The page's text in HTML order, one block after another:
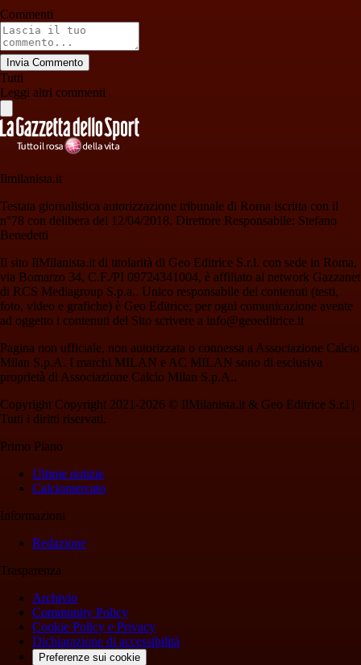
Commenti
Invia Commento
Tutti
Leggi altri commenti
Ilmilanista.it
Testata giornalistica autorizzazione tribunale di Roma iscritta con il
n°78 con delibera del 12/04/2018. Direttore Responsabile: Stefano
Benedetti
Il sito IlMilanista.it di titolarità di Geo Editrice S.r.l. con sede in Roma,
via Bomarzo 34, C.F./PI 09724341004, è affiliato al network Gazzanet
di RCS Mediagroup S.p.a.. Unico responsabile dei contenuti (testi,
foto, video e grafiche) è Geo Editrice; per ogni comunicazione avente
ad oggetto i contenuti del Sito scrivere a info@geoeditrice.it
Pagina non ufficiale, non autorizzata o connessa a Associazione Calcio
Milan S.p.A. I marchi MILAN e AC MILAN sono di esclusiva
proprietà di Associazione Calcio Milan S.p.A..
Copyright Copyright 2021-2026 © IlMilanista.it & Geo Editrice S.r.l |
Tutti i diritti riservati.
Primo Piano
Ultime notizie
Calciomercato
Informazioni
Redazione
Trasparenza
Archivio
Community Policy
Cookie Policy e Privacy
Dichiarazione di accessibilità
Preferenze sui cookie